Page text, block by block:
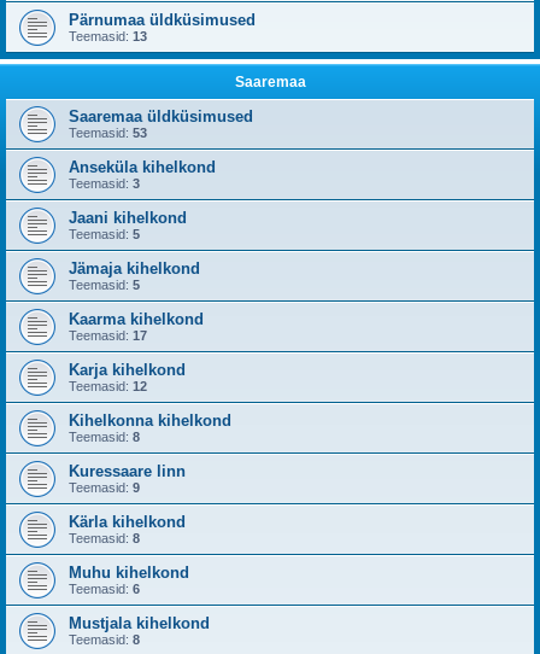
Pärnumaa üldküsimused
Teemasid: 13
Saaremaa
Saaremaa üldküsimused
Teemasid: 53
Anseküla kihelkond
Teemasid: 3
Jaani kihelkond
Teemasid: 5
Jämaja kihelkond
Teemasid: 5
Kaarma kihelkond
Teemasid: 17
Karja kihelkond
Teemasid: 12
Kihelkonna kihelkond
Teemasid: 8
Kuressaare linn
Teemasid: 9
Kärla kihelkond
Teemasid: 8
Muhu kihelkond
Teemasid: 6
Mustjala kihelkond
Teemasid: 8